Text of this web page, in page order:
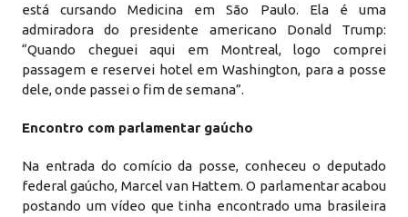
está cursando Medicina em São Paulo. Ela é uma
admiradora do presidente americano Donald Trump:
“Quando cheguei aqui em Montreal, logo comprei
passagem e reservei hotel em Washington, para a posse
dele, onde passei o fim de semana”.
Encontro com parlamentar gaúcho
Na entrada do comício da posse, conheceu o deputado
federal gaúcho, Marcel van Hattem. O parlamentar acabou
postando um vídeo que tinha encontrado uma brasileira